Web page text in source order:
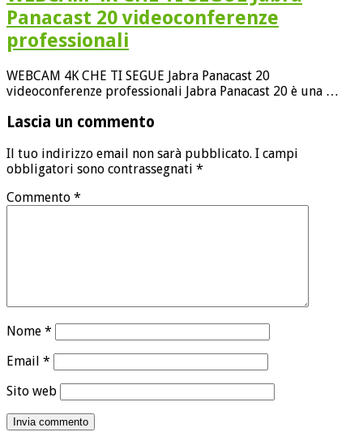
Panacast 20 videoconferenze
professionali
WEBCAM 4K CHE TI SEGUE Jabra Panacast 20
videoconferenze professionali Jabra Panacast 20 è una …
Lascia un commento
Il tuo indirizzo email non sarà pubblicato. I campi
obbligatori sono contrassegnati *
Commento *
Nome *
Email *
Sito web